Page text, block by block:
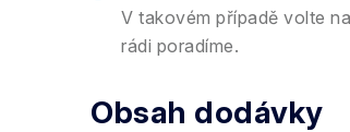
V takovém případě volte
rádi poradíme.
Obsah dodávky